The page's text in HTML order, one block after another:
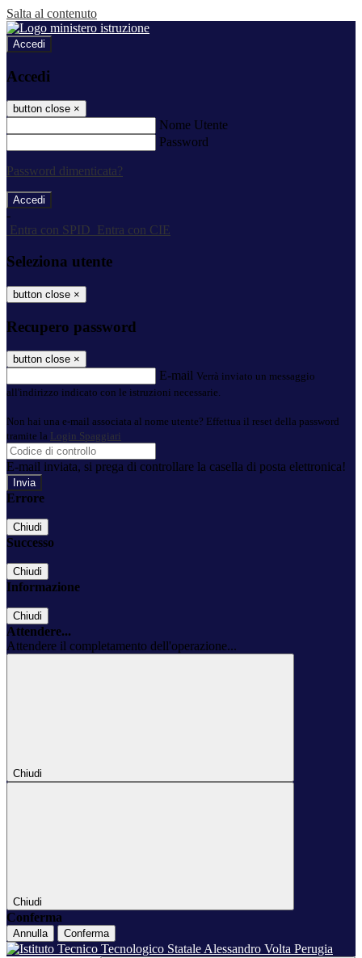
Salta al contenuto
Accedi
Accedi
button close ×
Nome Utente
Password
Password dimenticata?
-
Entra con SPID
Entra con CIE
Seleziona utente
button close ×
Recupero password
button close ×
E-mail Verrà inviato un messaggio
all'indirizzo indicato con le istruzioni necessarie.
Non hai una e-mail associata al nome utente? Effettua il reset della password
tramite la Login Spaggiari
E-mail inviata, si prega di controllare la casella di posta elettronica!
Errore
Chiudi
Successo
Chiudi
Informazione
Chiudi
Attendere...
Attendere il completamento dell'operazione...
Chiudi
Chiudi
Conferma
Annulla Conferma